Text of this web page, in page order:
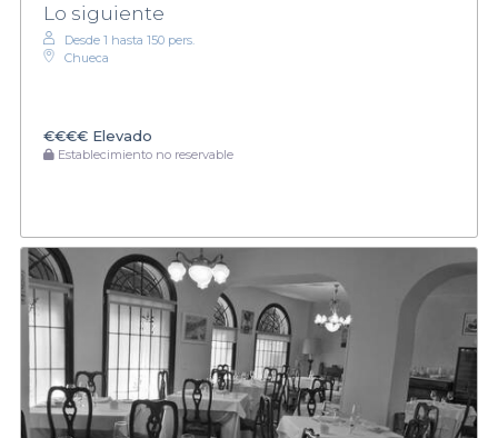
Lo siguiente
Desde 1 hasta 150 pers.
Chueca
€€€€ Elevado
Establecimiento no reservable